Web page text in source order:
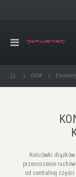
Przełącznik
OEM
Końcówki
przenoszenie
od centralnej